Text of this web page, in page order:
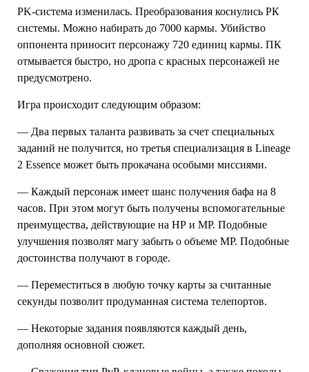
PK-система изменилась. Преобразования коснулись РК
системы. Можно набирать до 7000 кармы. Убийство
оппонента приносит персонажу 720 единиц кармы. ПК
отмывается быстро, но дропа с красных персонажей не
предусмотрено.
Игра происходит следующим образом:
— Два первых таланта развивать за счет специальных
заданий не получится, но третья специализация в Lineage
2 Essence может быть прокачана особыми миссиями.
— Каждый персонаж имеет шанс получения бафа на 8
часов. При этом могут быть получены вспомогательные
преимущества, действующие на НР и МР. Подобные
улучшения позволят магу забыть о объеме МР. Подобные
достоинства получают в городе.
— Переместиться в любую точку карты за считанные
секунды позволит продуманная система телепортов.
— Некоторые задания появляются каждый день,
дополняя основной сюжет.